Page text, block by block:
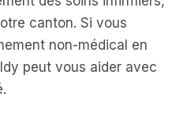
canton. Si vous
non-médical en
peut vous aider avec